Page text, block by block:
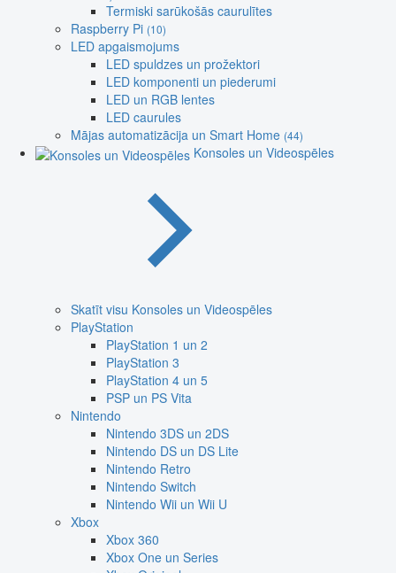
Termiski sarūkošās caurulītes
Raspberry Pi (10)
LED apgaismojums
LED spuldzes un prožektori
LED komponenti un piederumi
LED un RGB lentes
LED caurules
Mājas automatizācija un Smart Home (44)
Konsoles un Videospēles
Skatīt visu Konsoles un Videospēles
PlayStation
PlayStation 1 un 2
PlayStation 3
PlayStation 4 un 5
PSP un PS Vita
Nintendo
Nintendo 3DS un 2DS
Nintendo DS un DS Lite
Nintendo Retro
Nintendo Switch
Nintendo Wii un Wii U
Xbox
Xbox 360
Xbox One un Series